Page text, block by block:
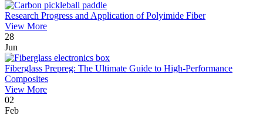
Research Progress and Application of Polyimide Fiber
View More
28
Jun
Fiberglass Prepreg: The Ultimate Guide to High-Performance
Composites
View More
02
Feb